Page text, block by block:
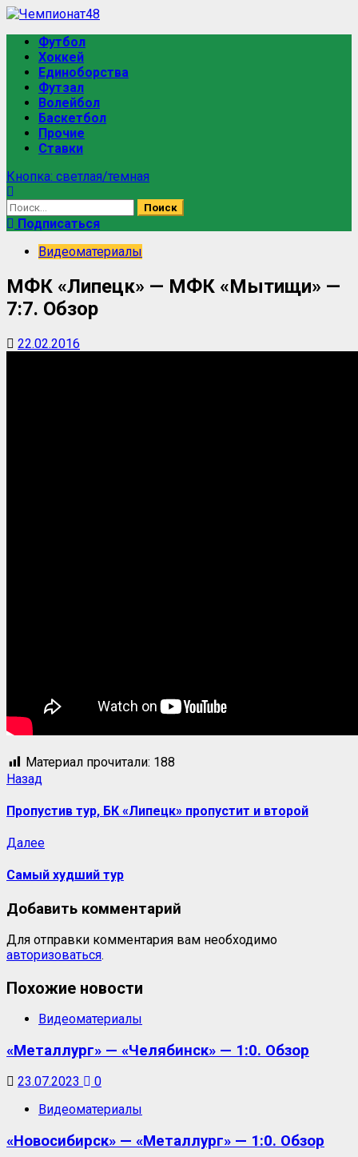
Перейти
содержимому
Основное
меню
Футбол
Хоккей
Единоборства
Футзал
Волейбол
Баскетбол
Прочие
Ставки
Кнопка: светлая/темная
Найти:
Подписаться
Видеоматериалы
МФК «Липецк» — МФК «Мытищи» —
7:7. Обзор
22.02.2016
Материал прочитали: 188
Навигация
записи
Назад
Пропустив тур, БК «Липецк» пропустит и второй
ДалееСледующая
Самый худший тур
Добавить комментарий
Для отправки комментария вам необходимо
авторизоваться.
Похожие новости
Видеоматериалы
«Металлург» — «Челябинск» — 1:0. Обзор
23.07.2023
0
Видеоматериалы
«Новосибирск» — «Металлург» — 1:0. Обзор